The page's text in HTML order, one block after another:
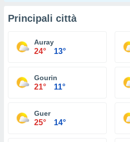
Principali città
Auray
24° 13°
Gourin
21° 11°
Guer
25° 14°